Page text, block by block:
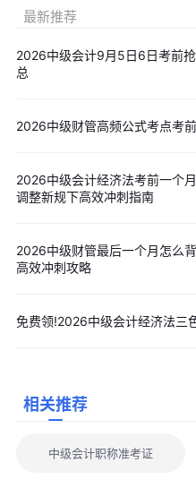
2026中级会计备考资料下载
析
2026年中级会计各科目历年
考考生可提前收藏，各类冲刺
务，涉及章节练习、模拟题、
考生可以点击文字>>
下方图片免费下载领取。
最新推荐
2026中级会计9月5日6日考前
总
2026中级财管高频公式考点考
2026中级会计经济法考前一个
调整新规下高效冲刺指南
2026中级财管最后一个月怎么
高效冲刺攻略
免费领!2026中级会计经济法三
相关推荐
中级会计职称准考证